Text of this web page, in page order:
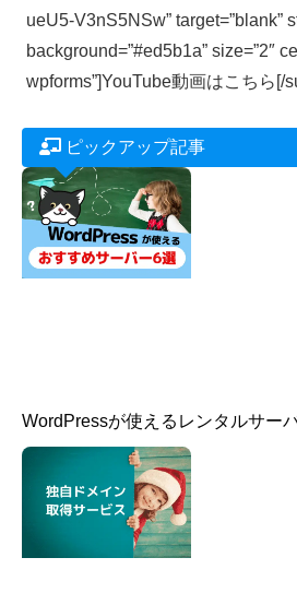
ueU5-V3nS5NSw” target=”blank”
background=”#ed5b1a” size=”2″
wpforms”]YouTube動画はこちら[/
ピックアップ記事
WordPressが使えるレンタルサー